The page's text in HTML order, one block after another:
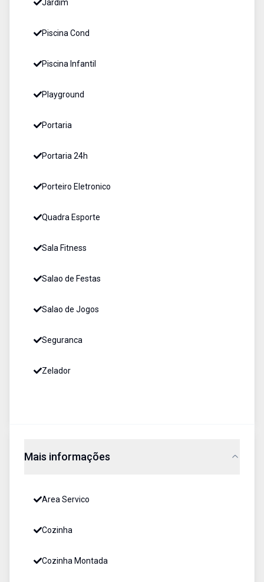
Jardim
Piscina Cond
Piscina Infantil
Playground
Portaria
Portaria 24h
Porteiro Eletronico
Quadra Esporte
Sala Fitness
Salao de Festas
Salao de Jogos
Seguranca
Zelador
Mais informações
Area Servico
Cozinha
Cozinha Montada